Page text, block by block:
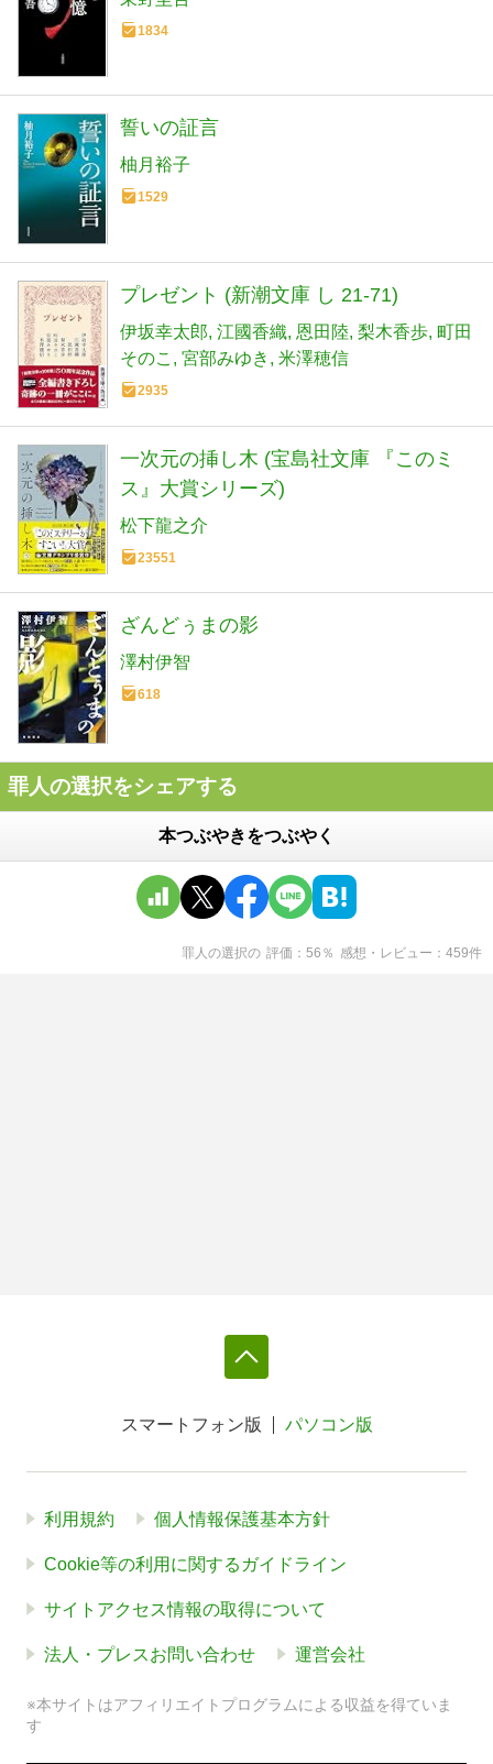
1834
誓いの証言
柚月裕子
1529
プレゼント (新潮文庫 し 21-71)
伊坂幸太郎 江國香織 恩田陸 梨木香歩 町田
そのこ
宮部みゆき 米澤穂信
2935
一次元の挿し木 (宝島社文庫 『このミ
ス』大賞シリーズ)
松下龍之介
23551
ざんどぅまの影
澤村伊智
618
罪人の選択をシェアする
本つぶやきをつぶやく
罪人の選択の 評価 56 ％ 感想・レビュー 459件
スマートフォン版 パソコン版
利用規約 個人情報保護基本方針
Cookie等の利用に関するガイドライン
サイトアクセス情報の取得について
法人・プレスお問い合わせ 運営会社
※本サイトはアフィリエイトプログラムによる収益を得ていま
す